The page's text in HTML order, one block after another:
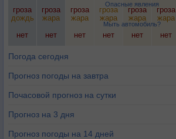
Опасные явления
Мыть автомобиль?
гроза
дождь
гроза
жара
гроза
жара
гроза
жара
гроза
жара
гроза
жара
нет нет нет нет нет нет
Погода сегодня
Прогноз погоды на завтра
Почасовой прогноз на сутки
Прогноз на 3 дня
Прогноз погоды на 14 дней